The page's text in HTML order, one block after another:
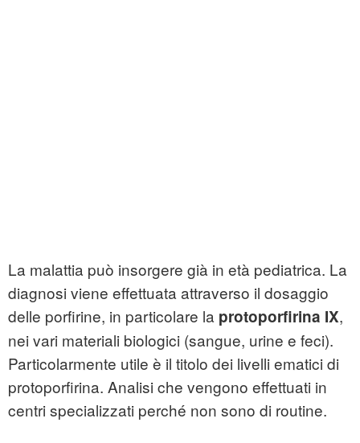
La malattia può insorgere già in età pediatrica. La
diagnosi viene effettuata attraverso il dosaggio
delle porfirine, in particolare la protoporfirina IX,
nei vari materiali biologici (sangue, urine e feci).
Particolarmente utile è il titolo dei livelli ematici di
protoporfirina. Analisi che vengono effettuati in
centri specializzati perché non sono di routine.